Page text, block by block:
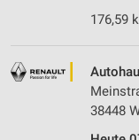
176,59
38448